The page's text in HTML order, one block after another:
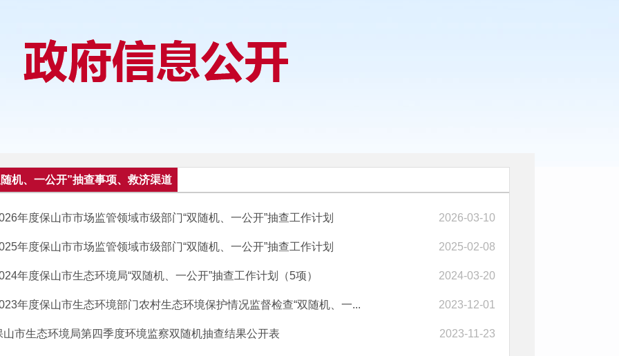
机、一公开”抽查事项、救济渠道
年度保山市市场监管领域市级部门“双随机、一公开”抽查工作计划 2026-03-10
年度保山市市场监管领域市级部门“双随机、一公开”抽查工作计划 2025-02-08
年度保山市生态环境局“双随机、一公开”抽查工作计划（5项） 2024-03-20
年度保山市生态环境部门农村生态环境保护情况监督检查“双随机、一... 2023-12-01
山市生态环境局第四季度环境监察双随机抽查结果公开表 2023-11-23